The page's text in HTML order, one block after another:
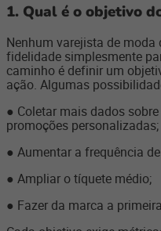
1. Qual é o objetivo
Nenhum varejista de
fidelidade simplesmente
caminho é definir um
ação. Algumas
● Coletar mais dados
promoções personalizadas;
● Aumentar a frequência
● Ampliar o tíquete médio;
● Fazer da marca a